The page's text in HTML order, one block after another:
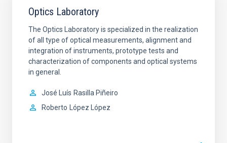
Optics Laboratory
The Optics Laboratory is specialized in the realization
of all type of optical measurements, alignment and
integration of instruments, prototype tests and
characterization of components and optical systems
in general.
José Luís Rasilla Piñeiro
Roberto López López